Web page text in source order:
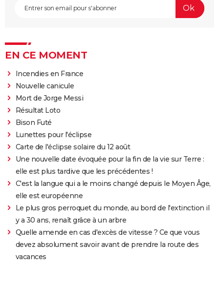
EN CE MOMENT
Incendies en France
Nouvelle canicule
Mort de Jorge Messi
Résultat Loto
Bison Futé
Lunettes pour l'éclipse
Carte de l'éclipse solaire du 12 août
Une nouvelle date évoquée pour la fin de la vie sur Terre :
elle est plus tardive que les précédentes !
C'est la langue qui a le moins changé depuis le Moyen Âge,
elle est européenne
Le plus gros perroquet du monde, au bord de l'extinction il
y a 30 ans, renaît grâce à un arbre
Quelle amende en cas d'excès de vitesse ? Ce que vous
devez absolument savoir avant de prendre la route des
vacances